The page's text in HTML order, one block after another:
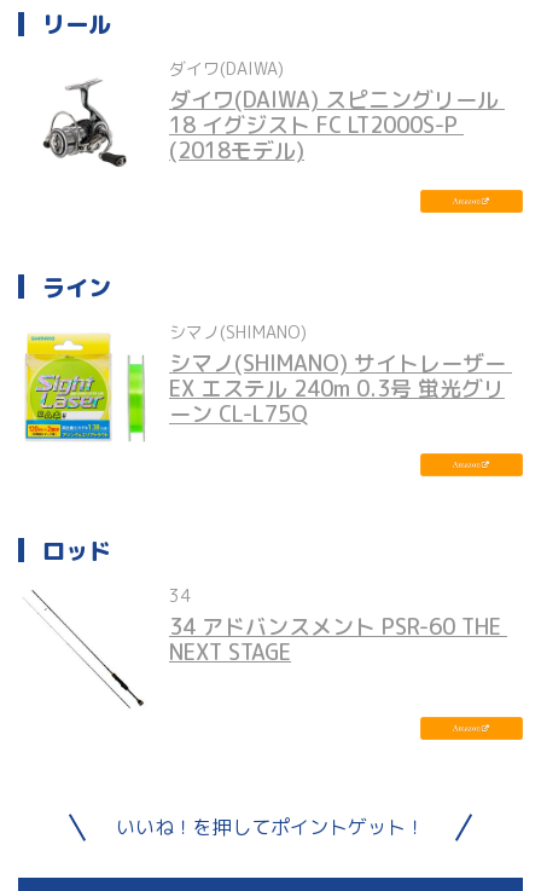
リール
ダイワ(DAIWA)
ダイワ(DAIWA) スピニングリール
18 イグジスト FC LT2000S-P
(2018モデル)
ライン
シマノ(SHIMANO)
シマノ(SHIMANO) サイトレーザー
EX エステル 240m 0.3号 蛍光グリ
ーン CL-L75Q
ロッド
34
34 アドバンスメント PSR-60 THE
NEXT STAGE
いいね！を押してポイントゲット！